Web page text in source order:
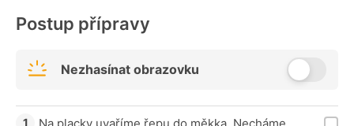
Postup přípravy
Nezhasínat obrazovku